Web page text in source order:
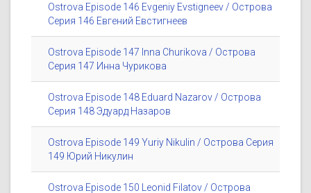
Ostrova Episode 146 Evgeniy Evstigneev / Острова
Серия 146 Евгений Евстигнеев
Ostrova Episode 147 Inna Churikova / Острова
Серия 147 Инна Чурикова
Ostrova Episode 148 Eduard Nazarov / Острова
Серия 148 Эдуард Назаров
Ostrova Episode 149 Yuriy Nikulin / Острова Серия
149 Юрий Никулин
Ostrova Episode 150 Leonid Filatov / Острова